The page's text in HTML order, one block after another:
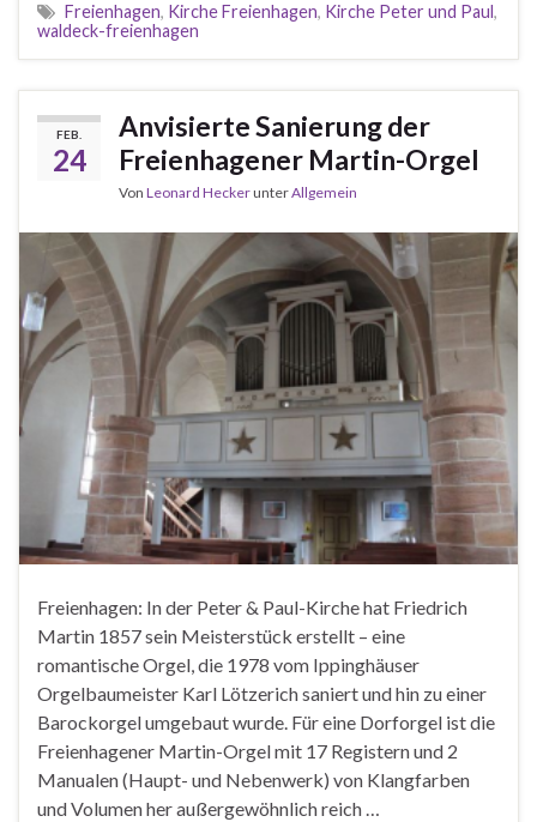
Freienhagen, Kirche Freienhagen, Kirche Peter und Paul,
waldeck-freienhagen
FEB.
24
Anvisierte Sanierung der
Freienhagener Martin-Orgel
Von Leonard HeckerunterAllgemein
Freienhagen: In der Peter & Paul-Kirche hat Friedrich
Martin 1857 sein Meisterstück erstellt – eine
romantische Orgel, die 1978 vom Ippinghäuser
Orgelbaumeister Karl Lötzerich saniert und hin zu einer
Barockorgel umgebaut wurde. Für eine Dorforgel ist die
Freienhagener Martin-Orgel mit 17 Registern und 2
Manualen (Haupt- und Nebenwerk) von Klangfarben
und Volumen her außergewöhnlich reich …